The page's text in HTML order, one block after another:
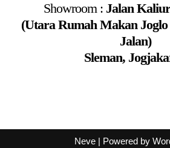
Showroom : Jalan
(Utara Rumah Makan
Jalan)
Sleman,
Neve| Powered by